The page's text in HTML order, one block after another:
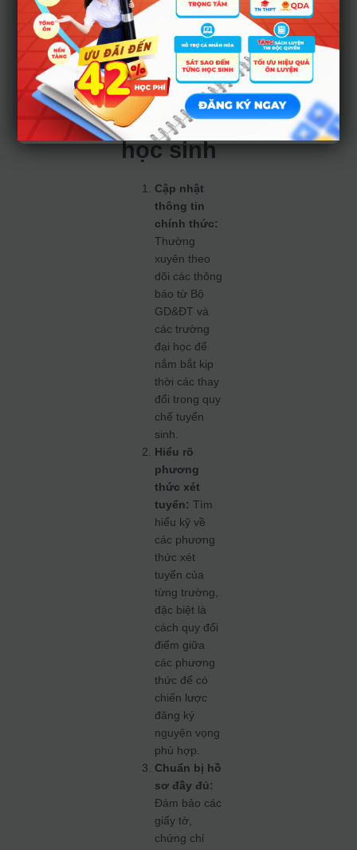
6. Lời
khuyên
dành
cho phụ
huynh và
học sinh
Cập nhật
thông tin
chính thức:
Thường
xuyên theo
dõi các thông
báo từ Bộ
GD&ĐT và
các trường
đại học để
nắm bắt kịp
thời các thay
đổi trong quy
chế tuyển
sinh.
Hiểu rõ
phương
thức xét
tuyển: Tìm
hiểu kỹ về
các phương
thức xét
tuyển của
từng trường,
đặc biệt là
cách quy đổi
điểm giữa
các phương
thức để có
chiến lược
đăng ký
nguyện vọng
phù hợp.
Chuẩn bị hồ
sơ đầy đủ:
Đảm bảo các
giấy tờ,
chứng chỉ